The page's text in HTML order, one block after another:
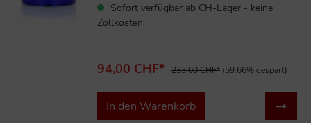
Sofort verfügbar ab CH-Lager - keine
Zollkosten
94,00 CHF* 233,00 CHF* (59.66% gespart)
In den Warenkorb